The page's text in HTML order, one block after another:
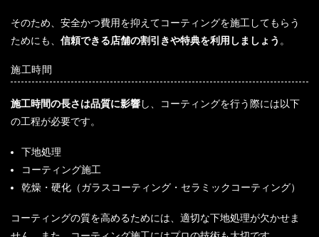
そのため、安全かつ費用を抑えてコーティングを施工してもらう
ためにも、 信頼できる店舗の割引きや特典を利用しましょう 。
施工時間
施工時間の長さは品質に影響し、コーティングを行う際には以下
の工程が必要です。
下地処理
コーティング施工
乾燥・硬化（ガラスコーティング・セラミックコーティング）
コーティングの質を高めるためには、適切な下地処理が欠かせま